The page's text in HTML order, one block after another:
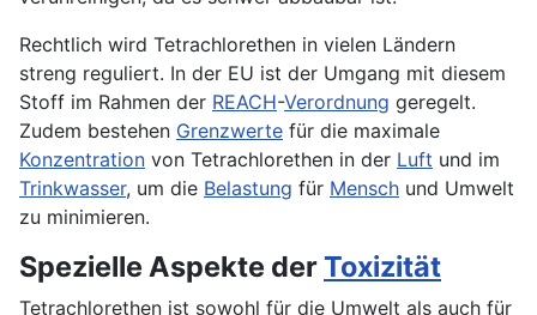
Rechtlich wird Tetrachlorethen in vielen Ländern
streng reguliert. In der EU ist der Umgang mit diesem
Stoff im Rahmen der REACH-Verordnung geregelt.
Zudem bestehen Grenzwerte für die maximale
Konzentration von Tetrachlorethen in der Luft und im
Trinkwasser, um die Belastung für Mensch und Umwelt
zu minimieren.
Spezielle Aspekte derToxizität
Tetrachlorethen ist sowohl für die Umwelt als auch für